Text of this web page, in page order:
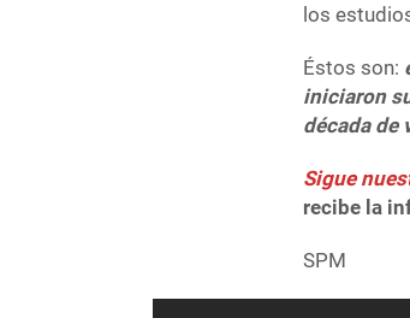
los
Éstos son:
iniciaron
década de
Sigue
recibe la
SPM